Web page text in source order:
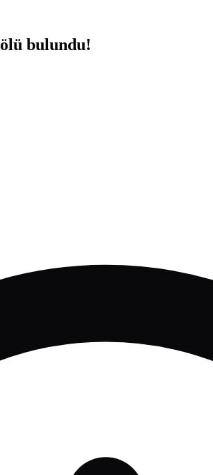
bulundu!